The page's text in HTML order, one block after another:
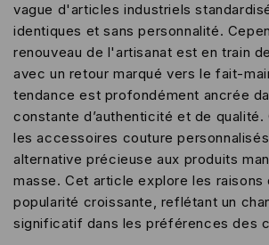
vague d'articles industriels
identiques et sans personnalité.
renouveau de l'artisanat est en train
avec un retour marqué vers le fait-
tendance est profondément ancrée
constante d’authenticité et de qualité.
les accessoires couture
alternative précieuse aux produits
masse. Cet article explore les
popularité croissante, reflétant un
significatif dans les préférences des